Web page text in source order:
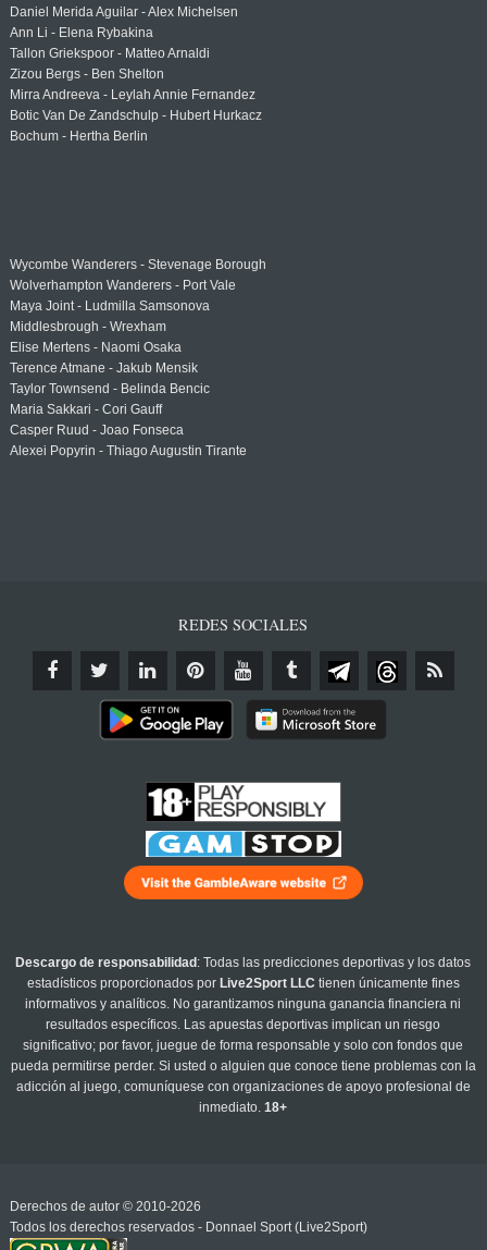
Daniel Merida Aguilar - Alex Michelsen
Ann Li - Elena Rybakina
Tallon Griekspoor - Matteo Arnaldi
Zizou Bergs - Ben Shelton
Mirra Andreeva - Leylah Annie Fernandez
Botic Van De Zandschulp - Hubert Hurkacz
Bochum - Hertha Berlin
Wycombe Wanderers - Stevenage Borough
Wolverhampton Wanderers - Port Vale
Maya Joint - Ludmilla Samsonova
Middlesbrough - Wrexham
Elise Mertens - Naomi Osaka
Terence Atmane - Jakub Mensik
Taylor Townsend - Belinda Bencic
Maria Sakkari - Cori Gauff
Casper Ruud - Joao Fonseca
Alexei Popyrin - Thiago Augustin Tirante
REDES SOCIALES
Descargo de responsabilidad : Todas las predicciones deportivas y los datos
estadísticos proporcionados por Live2Sport LLC tienen únicamente fines
informativos y analíticos. No garantizamos ninguna ganancia financiera ni
resultados específicos. Las apuestas deportivas implican un riesgo
significativo; por favor, juegue de forma responsable y solo con fondos que
pueda permitirse perder. Si usted o alguien que conoce tiene problemas con la
adicción al juego, comuníquese con organizaciones de apoyo profesional de
inmediato.18+
Derechos de autor © 2010-2026
Todos los derechos reservados - Donnael Sport (Live2Sport)